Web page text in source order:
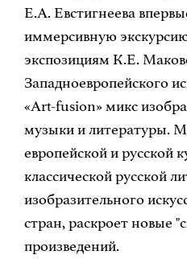
Е.А. Евстигнеева
иммерсивную
экспозициям К.Е.
Западноевропейского
«Art-fusion» микс
музыки и литературы.
европейской и русской
классической русской
изобразительного
стран, раскроет новые
произведений.